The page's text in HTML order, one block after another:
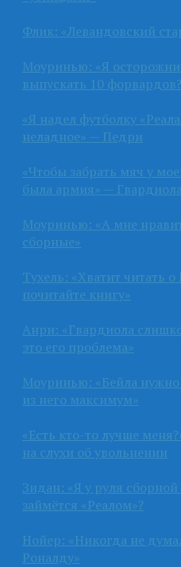
Флик: «Левандовский
Моуринью: «Я
выпускать 10
«Я надел футболку
неладное» — Педри
«Чтобы забрать мяч у
была армия» — Гвардиола
Моуринью: «А мне
сборные»
Тухель: «Хватит читать
почитайте книгу»
Анри: «Гвардиола
это его проблема»
Моуринью: «Бейла
из него максимум»
«Есть кто-то лучше
на слухи об увольнении
Зидан: «Я у руля
займётся «Реалом»?
Нойер: «Никогда не
Роналду»